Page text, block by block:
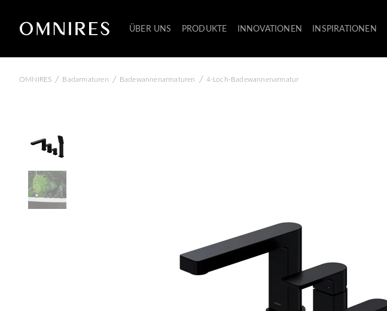
ÜBER UNS PRODUKTE INNOVATIONEN INSPIRATIONEN
OMNIRES / Badarmaturen / Badewannenarmaturen / 4-Loch-Badewannenarmatur